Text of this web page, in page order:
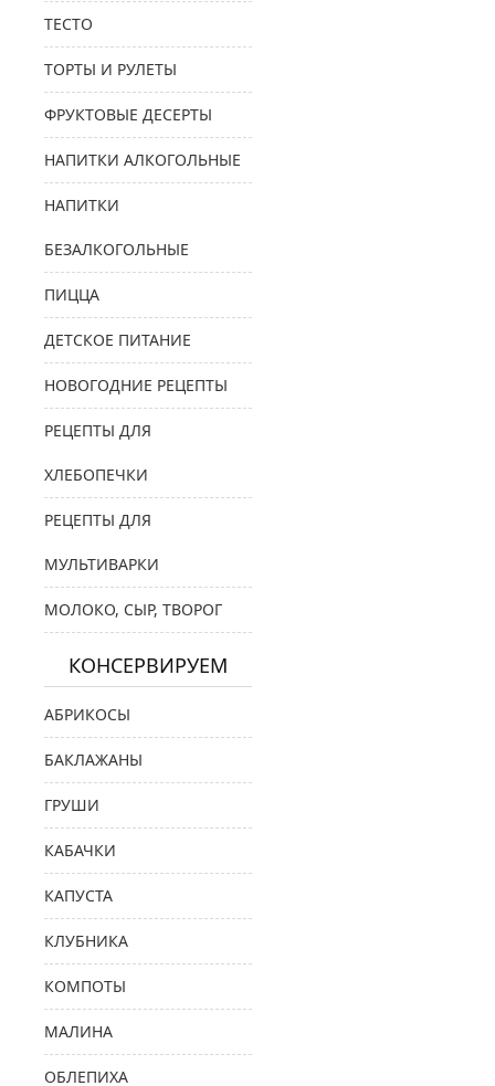
ТЕСТО
ТОРТЫ И РУЛЕТЫ
ФРУКТОВЫЕ ДЕСЕРТЫ
НАПИТКИ АЛКОГОЛЬНЫЕ
НАПИТКИ
БЕЗАЛКОГОЛЬНЫЕ
ПИЦЦА
ДЕТСКОЕ ПИТАНИЕ
НОВОГОДНИЕ РЕЦЕПТЫ
РЕЦЕПТЫ ДЛЯ
ХЛЕБОПЕЧКИ
РЕЦЕПТЫ ДЛЯ
МУЛЬТИВАРКИ
МОЛОКО, СЫР, ТВОРОГ
КОНСЕРВИРУЕМ
АБРИКОСЫ
БАКЛАЖАНЫ
ГРУШИ
КАБАЧКИ
КАПУСТА
КЛУБНИКА
КОМПОТЫ
МАЛИНА
ОБЛЕПИХА